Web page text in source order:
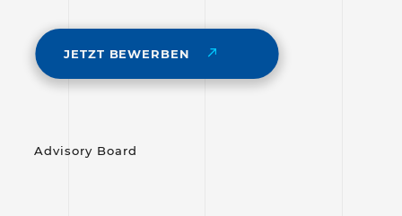
JETZT BEWERBEN
Advisory Board